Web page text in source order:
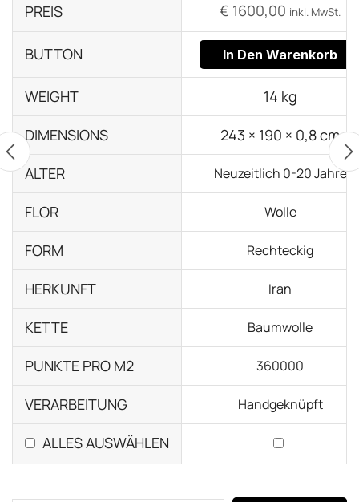
PREIS € 1600,00 inkl. MwSt.
BUTTON In Den Warenkorb
WEIGHT
14 kg
DIMENSIONS
243 × 190 × 0,8 cm
ALTER
Neuzeitlich 0-20 Jahre
FLOR Wolle
FORM Rechteckig
HERKUNFT Iran
KETTE Baumwolle
PUNKTE PRO M2 360000
VERARBEITUNG Handgeknüpft
ALLES AUSWÄHLEN